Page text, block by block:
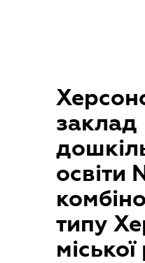
заклад
освіти
типу